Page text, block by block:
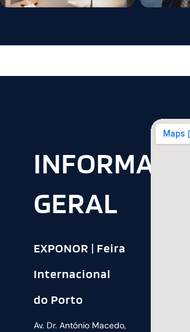
INFORMAÇÃO
GERAL
EXPONOR | Feira
Internacional
do Porto
Av. Dr. António Macedo,